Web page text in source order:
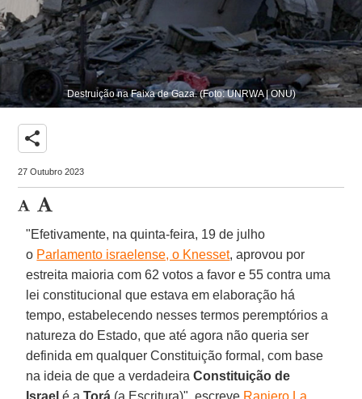
Destruição na Faixa de Gaza. (Foto: UNRWA | ONU)
share
27 Outubro 2023
"Efetivamente, na quinta-feira, 19 de julho
o Parlamento israelense, o Knesset, aprovou por
estreita maioria com 62 votos a favor e 55 contra uma
lei constitucional que estava em elaboração há
tempo, estabelecendo nesses termos peremptórios a
natureza do Estado, que até agora não queria ser
definida em qualquer Constituição formal, com base
na ideia de que a verdadeiraConstituição de
Israel é aTorá (a Escritura)", escreve Raniero La